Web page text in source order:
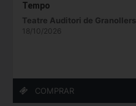
Tempo
Teatre Auditori de Granollers
18/10/2026